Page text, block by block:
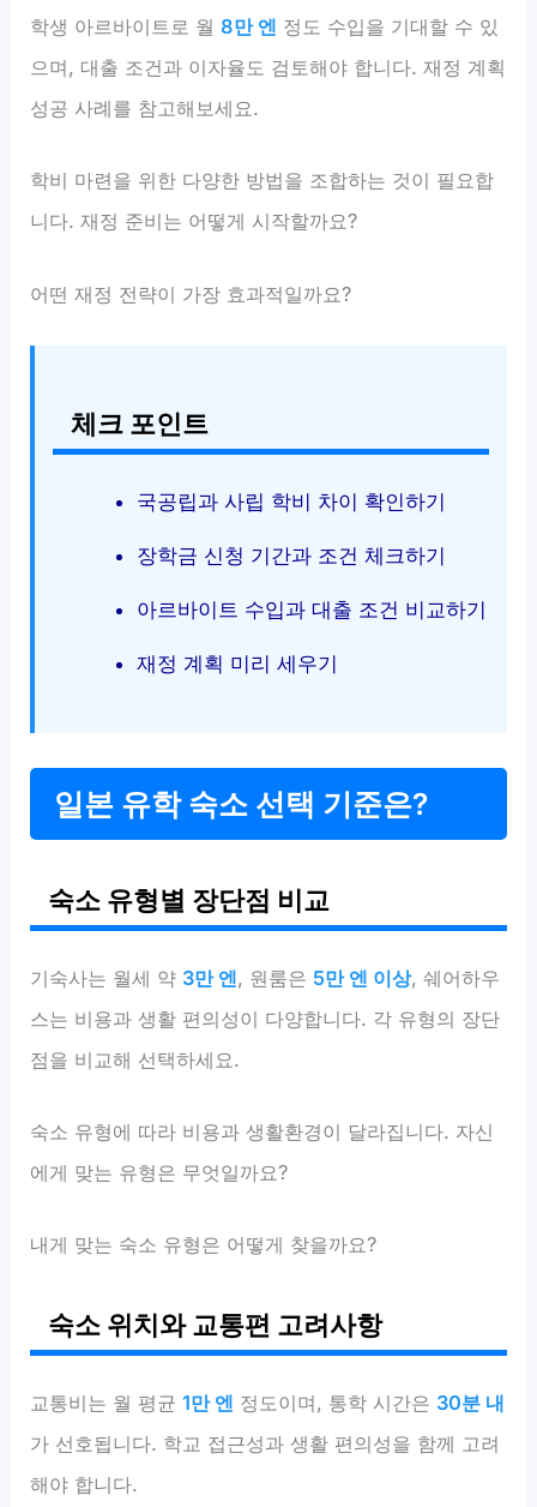
학생 아르바이트로 월8만 엔 정도 수입을 기대할 수 있
으며, 대출 조건과 이자율도 검토해야 합니다. 재정 계획
성공 사례를 참고해보세요.
학비 마련을 위한 다양한 방법을 조합하는 것이 필요합
니다. 재정 준비는 어떻게 시작할까요?
어떤 재정 전략이 가장 효과적일까요?
체크 포인트
국공립과 사립 학비 차이 확인하기
장학금 신청 기간과 조건 체크하기
아르바이트 수입과 대출 조건 비교하기
재정 계획 미리 세우기
일본 유학 숙소 선택 기준은?
숙소 유형별 장단점 비교
기숙사는 월세 약 3만 엔, 원룸은 5만 엔 이상, 쉐어하우
스는 비용과 생활 편의성이 다양합니다. 각 유형의 장단
점을 비교해 선택하세요.
숙소 유형에 따라 비용과 생활환경이 달라집니다. 자신
에게 맞는 유형은 무엇일까요?
내게 맞는 숙소 유형은 어떻게 찾을까요?
숙소 위치와 교통편 고려사항
교통비는 월 평균1만 엔 정도이며, 통학 시간은 30분 내
가 선호됩니다. 학교 접근성과 생활 편의성을 함께 고려
해야 합니다.